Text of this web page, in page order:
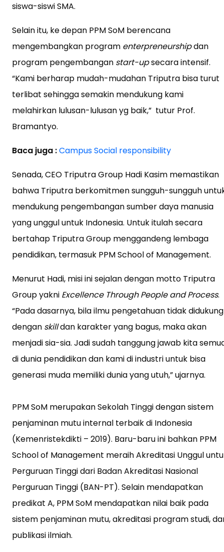
siswa-siswi SMA.
Selain itu, ke depan PPM SoM berencana
mengembangkan program enterpreneurshipdan
program pengembangan start-upsecara intensif.
“Kami berharap mudah-mudahan Triputra bisa turut
terlibat sehingga semakin mendukung kami
melahirkan lulusan-lulusan yg baik,” tutur Prof.
Bramantyo.
Baca juga :Campus Social responsibility
Senada, CEO Triputra Group Hadi Kasim memastikan
bahwa Triputra berkomitmen sungguh-sungguh
mendukung pengembangan sumber daya manusia
yang unggul untuk Indonesia. Untuk itulah secara
bertahap Triputra Group menggandeng lembaga
pendidikan, termasuk PPM School of Management.
Menurut Hadi, misi ini sejalan dengan motto Triputra
Group yakni Excellence Through People and Process.
“Pada dasarnya, bila ilmu pengetahuan tidak didukung
dengan skilldan karakter yang bagus, maka akan
menjadi sia-sia. Jadi sudah tanggung jawab kita
di dunia pendidikan dan kami di industri untuk bisa
generasi muda memiliki dunia yang utuh,” ujarnya.
PPM SoM merupakan Sekolah Tinggi dengan sistem
penjaminan mutu internal terbaik di Indonesia
(Kemenristekdikti – 2019). Baru-baru ini bahkan PPM
School of Management meraih Akreditasi Unggul
Perguruan Tinggi dari Badan Akreditasi Nasional
Perguruan Tinggi (BAN-PT). Selain mendapatkan
predikat A, PPM SoM mendapatkan nilai baik pada
sistem penjaminan mutu, akreditasi program studi,
publikasi ilmiah.